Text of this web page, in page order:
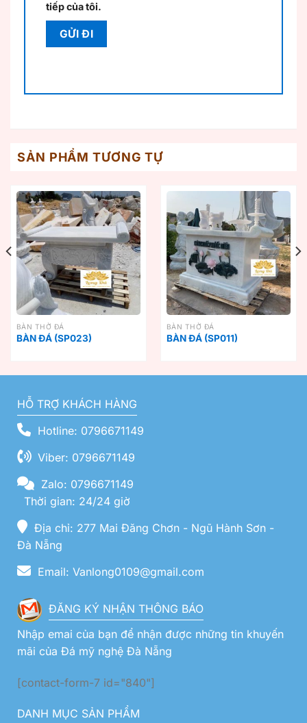
tiếp của tôi.
SẢN PHẨM TƯƠNG TỰ
BÀN THỜ ĐÁ
BÀN ĐÁ (SP023)
BÀN THỜ ĐÁ
BÀN ĐÁ (SP011)
HỖ TRỢ KHÁCH HÀNG
Hotline: 0796671149
Viber: 0796671149
Zalo: 0796671149
Thời gian: 24/24 giờ
Địa chỉ: 277 Mai Đăng Chơn - Ngũ Hành Sơn -
Đà Nẵng
Email: Vanlong0109@gmail.com
ĐĂNG KÝ NHẬN THÔNG BÁO
Nhập emai của bạn để nhận được những tin khuyến
mãi của Đá mỹ nghệ Đà Nẵng
[contact-form-7 id="840"]
DANH MỤC SẢN PHẨM